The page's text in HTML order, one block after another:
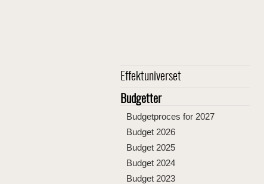
Effektuniverset
Budgetter
Budgetproces for 2027
Budget 2026
Budget 2025
Budget 2024
Budget 2023